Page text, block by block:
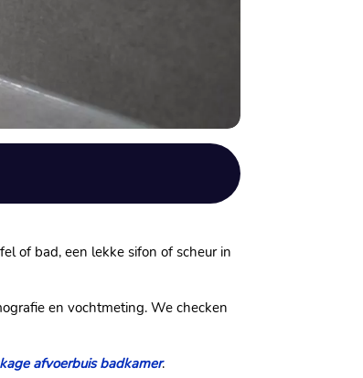
of bad, een lekke sifon of scheur in
en vochtmeting.​ We checken
afvoerbuis badkamer.​